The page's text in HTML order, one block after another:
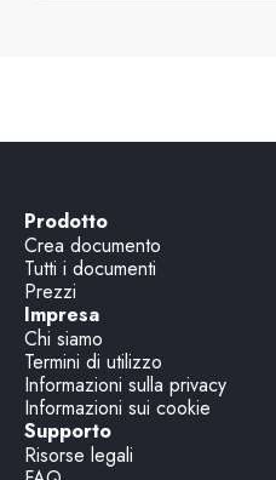
Prodotto
Crea documento
Tutti i documenti
Prezzi
Impresa
Chi siamo
Termini di utilizzo
Informazioni sulla privacy
Informazioni sui cookie
Supporto
Risorse legali